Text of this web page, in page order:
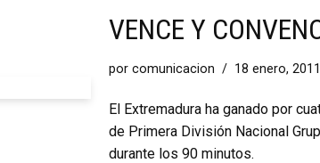
VENCE Y
por comunicacion 18 enero, 2011
El Extremadura ha ganado por
de Primera División Nacional
durante los 90 minutos.